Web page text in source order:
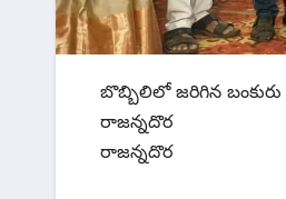
బొబ్బిలిలో జరిగిన
రాజన్నదొర
ఈరోజు